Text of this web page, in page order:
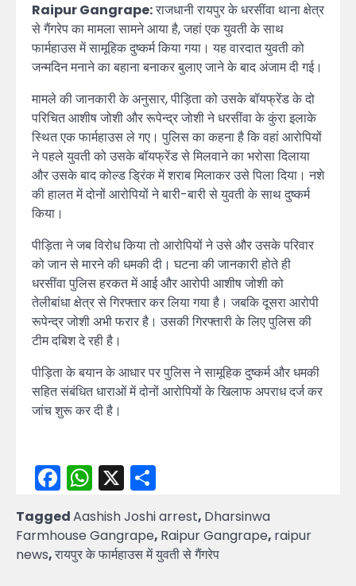
Raipur Gangrape:राजधानी रायपुर के धरसींवा थाना क्षेत्र
से गैंगरेप का मामला सामने आया है, जहां एक युवती के साथ
फार्महाउस में सामूहिक दुष्कर्म किया गया। यह वारदात युवती को
जन्मदिन मनाने का बहाना बनाकर बुलाए जाने के बाद अंजाम दी गई।
मामले की जानकारी के अनुसार, पीड़िता को उसके बॉयफ्रेंड के दो
परिचित आशीष जोशी और रूपेन्द्र जोशी ने धरसींवा के कुंरा इलाके
स्थित एक फार्महाउस ले गए। पुलिस का कहना है कि वहां आरोपियों
ने पहले युवती को उसके बॉयफ्रेंड से मिलवाने का भरोसा दिलाया
और उसके बाद कोल्ड ड्रिंक में शराब मिलाकर उसे पिला दिया। नशे
की हालत में दोनों आरोपियों ने बारी-बारी से युवती के साथ दुष्कर्म
किया।
पीड़िता ने जब विरोध किया तो आरोपियों ने उसे और उसके परिवार
को जान से मारने की धमकी दी। घटना की जानकारी होते ही
धरसींवा पुलिस हरकत में आई और आरोपी आशीष जोशी को
तेलीबांधा क्षेत्र से गिरफ्तार कर लिया गया है। जबकि दूसरा आरोपी
रूपेन्द्र जोशी अभी फरार है। उसकी गिरफ्तारी के लिए पुलिस की
टीम दबिश दे रही है।
पीड़िता के बयान के आधार पर पुलिस ने सामूहिक दुष्कर्म और धमकी
सहित संबंधित धाराओं में दोनों आरोपियों के खिलाफ अपराध दर्ज कर
जांच शुरू कर दी है।
Facebook
WhatsApp
X
TaggedAashish Joshi arrest, Dharsinwa
Farmhouse Gangrape, Raipur Gangrape, raipur
news,रायपुर के फार्महाउस में युवती से गैंगरेप